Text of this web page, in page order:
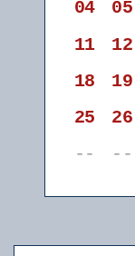
04
05
11
12
18
19
25
26
--
--